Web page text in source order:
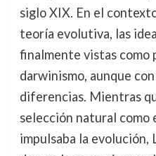
siglo XIX. En el
teoría evolutiva, las
finalmente vistas como
darwinismo, aunque
diferencias. Mientras
selección natural como
impulsaba la evolución,